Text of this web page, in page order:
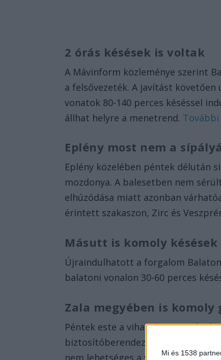
Mi és 1538
2 órás késések is voltak
A Mávinform közleménye szerint
a felsővezeték. A javítást
vonatok 80-140 perces késéssel
állhat helyre a menetrend.
Eplény most nem a
Eplény közelében péntek délután
mozdonya. A balesetben nem
elhúzódása miatt azonban
érintett szakaszon, Zirc és
Másutt is komoly
Újraindulhatott a forgalom
balatoni vonalon 30-60 perces
Zala megyében is
Péntek este a viharok miatt
biztosítóberendezés, valamint a
nem lehetséges a